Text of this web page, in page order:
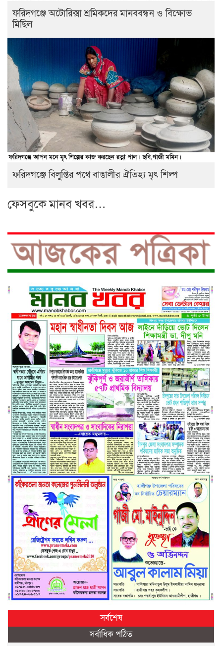
ফরিদগঞ্জে অটোরিক্সা শ্রমিকদের মানববন্ধন ও বিক্ষোভ
মিছিল
ফরিদগঞ্জে বিলুপ্তির পথে বাঙালীর ঐতিহ্য মৃৎ শিল্প
ফেসবুকে মানব খবর…
সর্বশেষ
সর্বাধিক পঠিত